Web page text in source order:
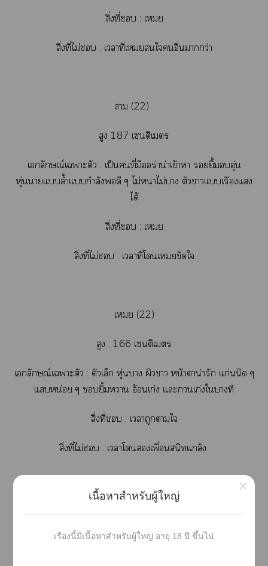
สิ่งที่ : เย
สิ่งที่ไม่ : เาที่เยใอื่นากว่า
า (22)
สูง 187 เซนติเมตร
เลักษณ์เาะตัว : เป็นคนที่มีร่าน่าเข้าา ยิ้มอุ่น
หุ่นาแล้ำแกำลังดี ๆ ไม่าไม่า ตัวาแเรืองแสง
ได้
สิ่งที่ : เย
สิ่งที่ไม่ : เาที่โเยขัดใ
เย (22)
สูง : 166 เซนติเมตร
เลักษณ์เาะตัว : ตัวเล็ก หุ่นา ผิวา หน้าตาน่ารัก แก่นนิด ๆ
แหน่อย ๆ ยิ้มา อ้อนเก่ง แะเก่งใบางที
สิ่งที่ : เาถูกาใ
สิ่งที่ไม่ : เาโเพื่อนสนิทแกล้ง
__________________________________________________
เนื้อหาสำหรับผู้ใหญ่
เรื่องนี้มีเนื้อหาสำหรับผู้ใหญ่ อายุ 18 ปี ขึ้นไป
×